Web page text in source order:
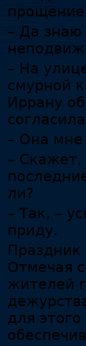
– Да знаю
– На
смурной
Иррану
– Она мне
– Скажет,
ли?
– Так, –
приду.
Отмечая
жителей
для